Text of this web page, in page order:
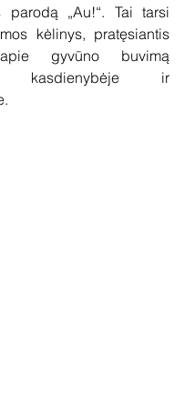
parodą „Au!“. Tai tarsi
kėlinys, pratęsiantis
gyvūno buvimą
kasdienybėje ir